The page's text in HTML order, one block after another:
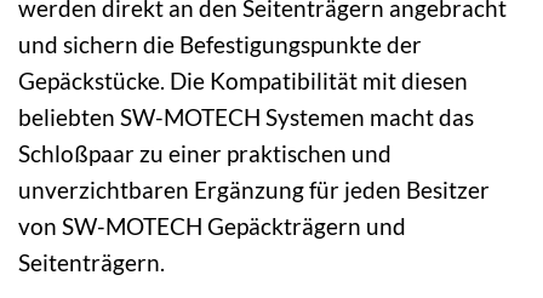
werden direkt an den Seitenträgern angebracht
und sichern die Befestigungspunkte der
Gepäckstücke. Die Kompatibilität mit diesen
beliebten SW-MOTECH Systemen macht das
Schloßpaar zu einer praktischen und
unverzichtbaren Ergänzung für jeden Besitzer
von SW-MOTECH Gepäckträgern und
Seitenträgern.